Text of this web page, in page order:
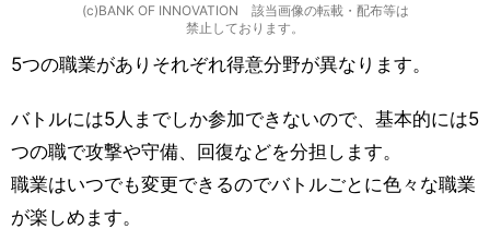
(c)BANK OF INNOVATION 該当画像の転載・配布等は
禁止しております。
5つの職業がありそれぞれ得意分野が異なります。
バトルには5人までしか参加できないので、基本的には5
つの職で攻撃や守備、回復などを分担します。
職業はいつでも変更できるのでバトルごとに色々な職業
が楽しめます。